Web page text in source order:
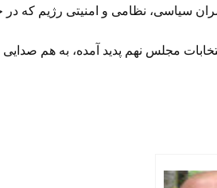
سیاسی، نظامی و امنیتی رژیم که در
مجلس نهم پدید آمده، به هم صدایی